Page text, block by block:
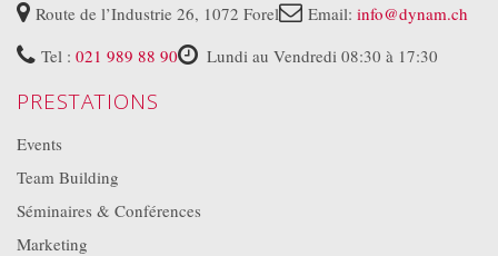
Route de l’Industrie 26, 1072 Forel Email: info@dynam.ch
Tel : 021 989 88 90 Lundi au Vendredi 08:30 à 17:30
PRESTATIONS
Events
Team Building
Séminaires & Conférences
Marketing